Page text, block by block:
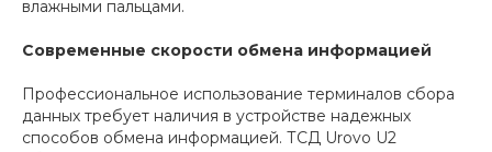
влажными пальцами.
Современные скорости обмена информацией
Профессиональное использование терминалов сбора
данных требует наличия в устройстве надежных
способов обмена информацией. ТСД Urovo U2